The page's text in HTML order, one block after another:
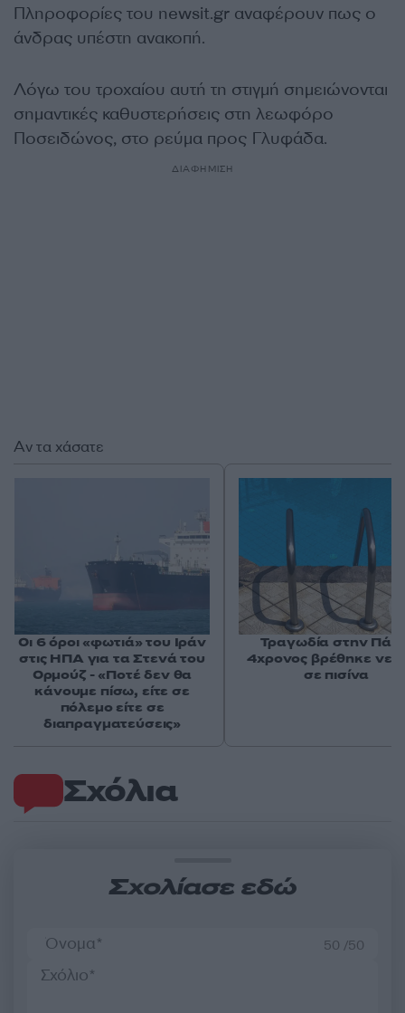
Πληροφορίες του newsit.gr αναφέρουν πως ο
άνδρας υπέστη ανακοπή.
Λόγω του τροχαίου αυτή τη στιγμή σημειώνονται
σημαντικές καθυστερήσεις στη λεωφόρο
Ποσειδώνος, στο ρεύμα προς Γλυφάδα.
ΔΙΑΦΗΜΙΣΗ
Σχόλια
Σχολίασε εδώ
50 /50
Αν τα χάσατε
Οι 6 όροι «φωτιά» του Ιράν
στις ΗΠΑ για τα Στενά του
Ορμούζ - «Ποτέ δεν θα
κάνουμε πίσω, είτε σε
πόλεμο είτε σε
διαπραγματεύσεις»
Τραγωδία στην
4χρονος βρέθηκε
σε πισίνα